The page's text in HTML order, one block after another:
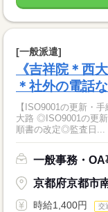
[一般派遣]
《吉祥院＊西
＊社外の電話
【ISO9001の更新・
大路 ◎ISO9001の更
順書の改定◎監査日...
一般事務・OA
京都府京都市
時給1,400円 交